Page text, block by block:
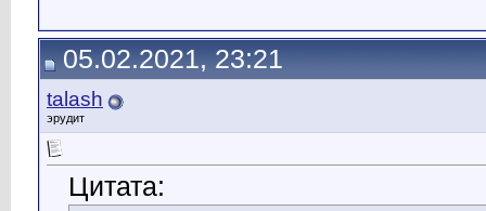
05.02.2021, 23:21
talash
эрудит
Цитата: